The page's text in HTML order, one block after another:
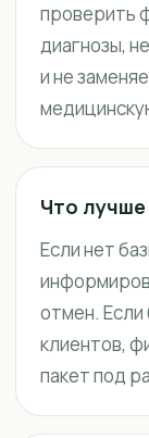
проверить
диагнозы,
и не
Что
Если нет
отмен. Если
клиентов,
пакет под